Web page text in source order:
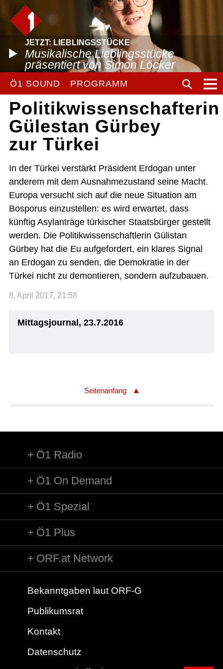
JETZT: LIEBLINGSSTÜCKE
Musikalische Lieblingsstücke
präsentiert von Simon Löcker
Ö1 SOUND PROGRAMM
Politikwissenschafterin
Gülestan Gürbey
zur Türkei
In der Türkei verstärkt Präsident Erdogan unter
anderem mit dem Ausnahmezustand seine Macht.
Europa versucht sich auf die neue Situation am
Bosporus einzustellen: es wird erwartet, dass
künftig Asylanträge türkischer Staatsbürger gestellt
werden. Die Politikwissenschaftlerin Gülistan
Gürbey hat die Eu aufgefordert, ein klares Signal
an Erdogan zu senden, die Demokratie in der
Türkei nicht zu demontieren, sondern aufzubauen.
8. April 2017, 21:58
Mittagsjournal, 23.7.2016
Seitenanfang
Ö1 Radio
Ö1 On Demand
Ö1 Spezial
Ö1 Plus
ORF.at Network
Bekanntgaben laut ORF-G
Publikumsrat
Kontakt
Datenschutz